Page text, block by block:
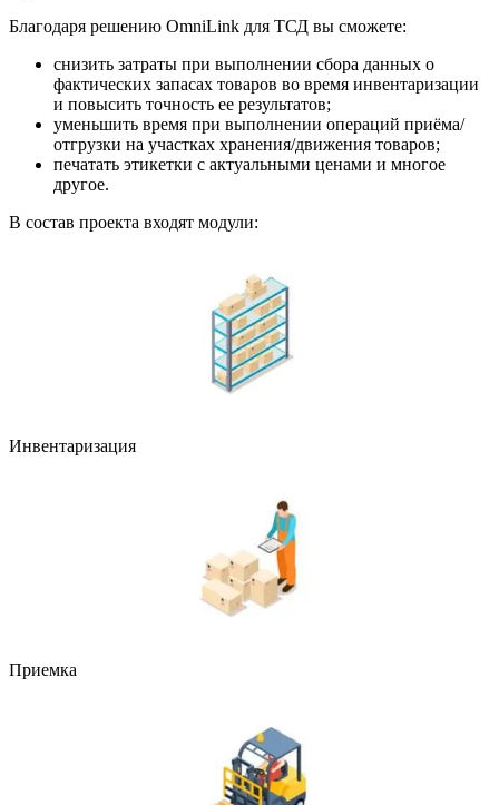
Благодаря решению OmniLink для ТСД вы сможете:
снизить затраты при выполнении сбора данных о
фактических запасах товаров во время инвентаризации
и повысить точность ее результатов;
уменьшить время при выполнении операций приёма/
отгрузки на участках хранения/движения товаров;
печатать этикетки с актуальными ценами и многое
другое.
В состав проекта входят модули:
Инвентаризация
Приемка